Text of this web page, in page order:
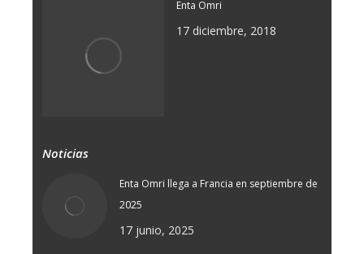
Enta Omri
17 diciembre, 2018
Noticias
Enta Omri llega a Francia en septiembre de
2025
17 junio, 2025